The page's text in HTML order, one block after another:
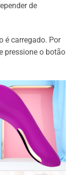
de
é carregado. Por
pressione o botão